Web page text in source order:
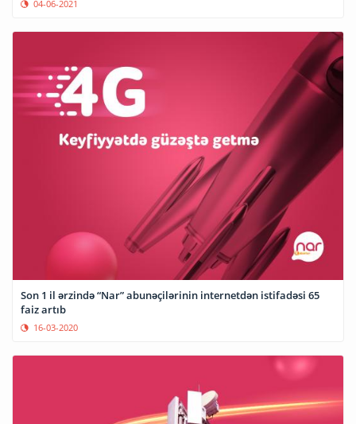
04-06-2021
Son 1 il ərzində “Nar” abunəçilərinin internetdən istifadəsi 65
faiz artıb
16-03-2020